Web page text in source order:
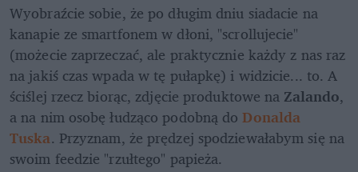
Wyobraźcie sobie, że po długim dniu siadacie na
kanapie ze smartfonem w dłoni, "scrollujecie"
(możecie zaprzeczać, ale praktycznie każdy z nas raz
na jakiś czas wpada w tę pułapkę) i widzicie... to. A
ściślej rzecz biorąc, zdjęcie produktowe na Zalando,
a na nim osobę łudząco podobną do Donalda
Tuska. Przyznam, że prędzej spodziewałabym się na
swoim feedzie "rzułtego" papieża.